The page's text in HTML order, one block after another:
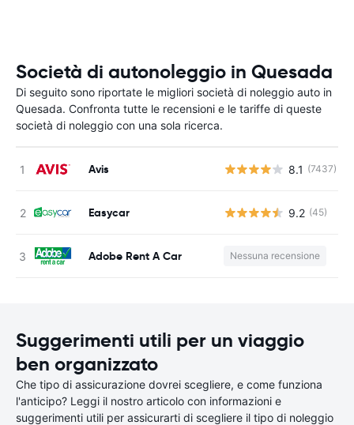
Società di autonoleggio in Quesada
Di seguito sono riportate le migliori società di noleggio auto in
Quesada. Confronta tutte le recensioni e le tariffe di queste
società di noleggio con una sola ricerca.
Avis 8.1 (7437)
Easycar 9.2 (45)
Adobe Rent A Car Nessuna recensione
Suggerimenti utili per un viaggio
ben organizzato
Che tipo di assicurazione dovrei scegliere, e come funziona
l'anticipo? Leggi il nostro articolo con informazioni e
suggerimenti utili per assicurarti di scegliere il tipo di noleggio